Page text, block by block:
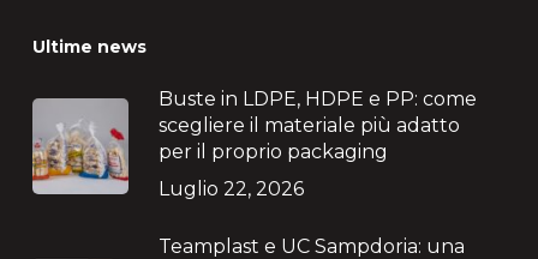
Ultime news
Buste in LDPE, HDPE e PP: come
scegliere il materiale più adatto
per il proprio packaging
Luglio 22, 2026
Teamplast e UC Sampdoria: una